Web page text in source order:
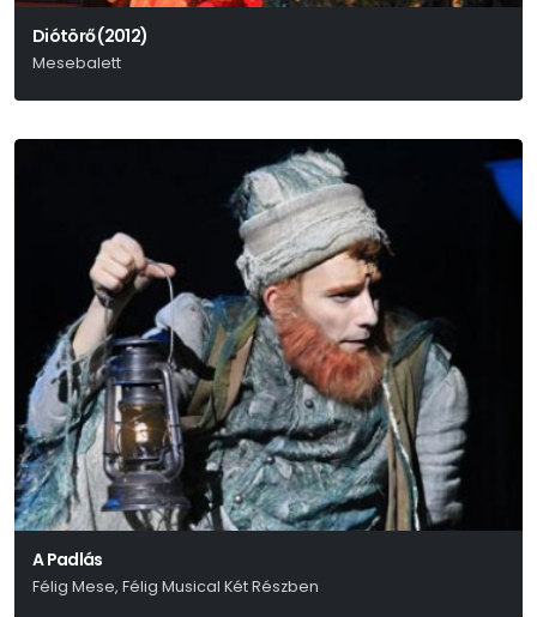
Diótörő (2012)
Mesebalett
A Padlás
Félig Mese, Félig Musical Két Részben